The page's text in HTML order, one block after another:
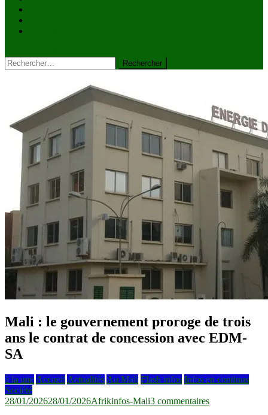
Rechercher :
Mali : le gouvernement proroge de trois
ans le contrat de concession avec EDM-
SA
à la une Accueil Actualités Au Mali Flash infos Infos en continus
Société
28/01/202628/01/2026Afrikinfos-Mali3 commentairessur